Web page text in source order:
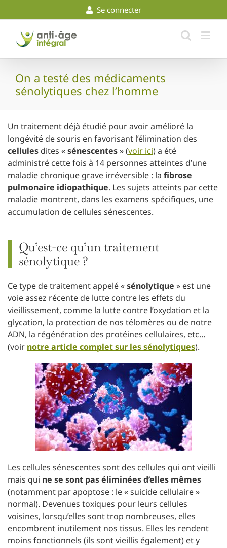
to
content
Se connecter
On a testé des médicaments
sénolytiques chez l’homme
Un traitement déjà étudié pour avoir amélioré la
longévité de souris en favorisant l’élimination des
cellules dites «sénescentes» (voir ici) a été
administré cette fois à 14 personnes atteintes d’une
maladie chronique grave irréversible : la fibrose
pulmonaire idiopathique. Les sujets atteints par cette
maladie montrent, dans les examens spécifiques, une
accumulation de cellules sénescentes.
Qu’est-ce qu’un traitement
sénolytique ?
Ce type de traitement appelé «sénolytique » est une
voie assez récente de lutte contre les effets du
vieillissement, comme la lutte contre l’oxydation et la
glycation, la protection de nos télomères ou de notre
ADN, la régénération des protéines cellulaires, etc…
(voir notre article complet sur les sénolytiques).
Les cellules sénescentes sont des cellules qui ont vieilli
mais qui ne se sont pas éliminées d’elles mêmes
(notamment par apoptose : le « suicide cellulaire »
normal). Devenues toxiques pour leurs cellules
voisines, lorsqu’elles sont trop nombreuses, elles
encombrent inutilement nos tissus. Elles les rendent
moins fonctionnels (ils sont vieillis également) et y